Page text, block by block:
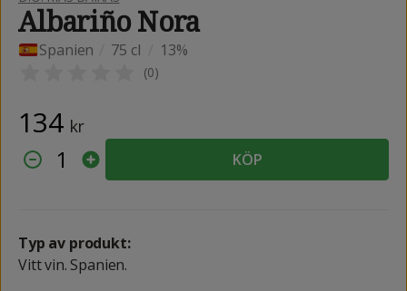
Albariño Nora
Spanien 75 cl 13%
(0)
134 kr
1 KÖP
Typ av produkt:
Vitt vin. Spanien.